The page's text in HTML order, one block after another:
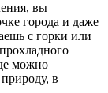
вы
города и даже
с горки или
можно
в